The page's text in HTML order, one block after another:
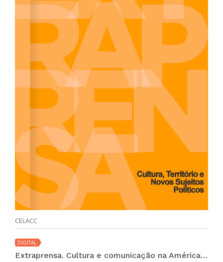
CELACC
DIGITAL
Extraprensa. Cultura e comunicação na América Latina (vol. 9 no. 2 ene-jun 2016)